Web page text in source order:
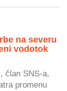
na severu
vodotok
član SNS-a,
promenu